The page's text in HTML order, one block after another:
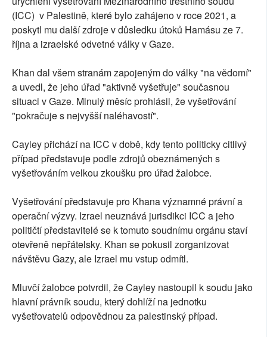
(ICC) v Palestině, které bylo zahájeno v roce 2021, a
poskytl mu další zdroje v důsledku útoků Hamásu ze 7.
října a izraelské odvetné války v Gaze.
Khan dal všem stranám zapojeným do války "na vědomí"
a uvedl, že jeho úřad "aktivně vyšetřuje" současnou
situaci v Gaze. Minulý měsíc prohlásil, že vyšetřování
"pokračuje s nejvyšší naléhavostí".
Cayley přichází na ICC v době, kdy tento politicky citlivý
případ představuje podle zdrojů obeznámených s
vyšetřováním velkou zkoušku pro úřad žalobce.
Vyšetřování představuje pro Khana významné právní a
operační výzvy. Izrael neuznává jurisdikci ICC a jeho
političtí představitelé se k tomuto soudnímu orgánu staví
otevřeně nepřátelsky. Khan se pokusil zorganizovat
návštěvu Gazy, ale Izrael mu vstup odmítl.
Mluvčí žalobce potvrdil, že Cayley nastoupil k soudu jako
hlavní právník soudu, který dohlíží na jednotku
vyšetřovatelů odpovědnou za palestinský případ.